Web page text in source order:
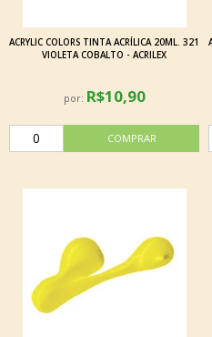
ACRYLIC COLORS TINTA ACRÍLICA 20ML. 321
VIOLETA COBALTO - ACRILEX
por: R$10,90